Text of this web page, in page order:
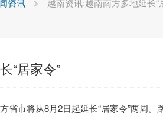
资讯 越南资讯:越南南方多地延长“
“居家令”
省市将从8月2日起延长“居家令”两周。